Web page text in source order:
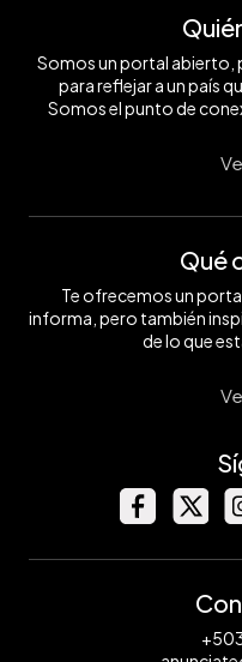
Somos un portal
para reflejar a un país
Somos el punto de
Qué
Te ofrecemos un
informa, pero también
de lo que